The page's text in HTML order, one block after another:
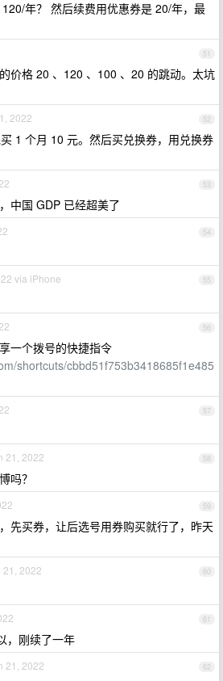
年？ 然后续费用优惠券是 20/年，最
51
价格 20 、120 、100 、20 的跳动。太坑
52
2022
1 个月 10 元。然后买兑换券，用兑换券
53
中国 GDP 已经超美了
54
55
via iPhone
56
一个拨号的快捷指令
shortcuts/cbbd51f753b3418685f1e485
57
58
21, 2022
吗？
59
先买券，让后选号用券购买就行了，昨天
60
21, 2022
61
，刚续了一年
62
21, 2022